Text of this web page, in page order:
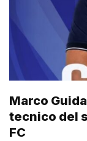
Marco
tecnico del
FC